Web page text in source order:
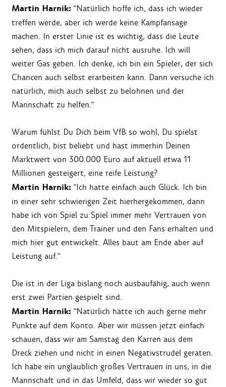
Martin Harnik: "Natürlich hoffe ich, dass ich wieder
treffen werde, aber ich werde keine Kampfansage
machen. In erster Linie ist es wichtig, dass die Leute
sehen, dass ich mich darauf nicht ausruhe. Ich will
weiter Gas geben. Ich denke, ich bin ein Spieler, der sich
Chancen auch selbst erarbeiten kann. Dann versuche ich
natürlich, mich auch selbst zu belohnen und der
Mannschaft zu helfen."
Warum fühlst Du Dich beim VfB so wohl, Du spielst
ordentlich, bist beliebt und hast immerhin Deinen
Marktwert von 300.000 Euro auf aktuell etwa 11
Millionen gesteigert, eine reife Leistung?
Martin Harnik: "Ich hatte einfach auch Glück. Ich bin
in einer sehr schwierigen Zeit hierhergekommen, dann
habe ich von Spiel zu Spiel immer mehr Vertrauen von
den Mitspielern, dem Trainer und den Fans erhalten und
mich hier gut entwickelt. Alles baut am Ende aber auf
Leistung auf."
Die ist in der Liga bislang noch ausbaufähig, auch wenn
erst zwei Partien gespielt sind.
Martin Harnik: "Natürlich hätte ich auch gerne mehr
Punkte auf dem Konto. Aber wir müssen jetzt einfach
schauen, dass wir am Samstag den Karren aus dem
Dreck ziehen und nicht in einen Negativstrudel geraten.
Ich habe ein unglaublich großes Vertrauen in uns, in die
Mannschaft und in das Umfeld, dass wir wieder so gut